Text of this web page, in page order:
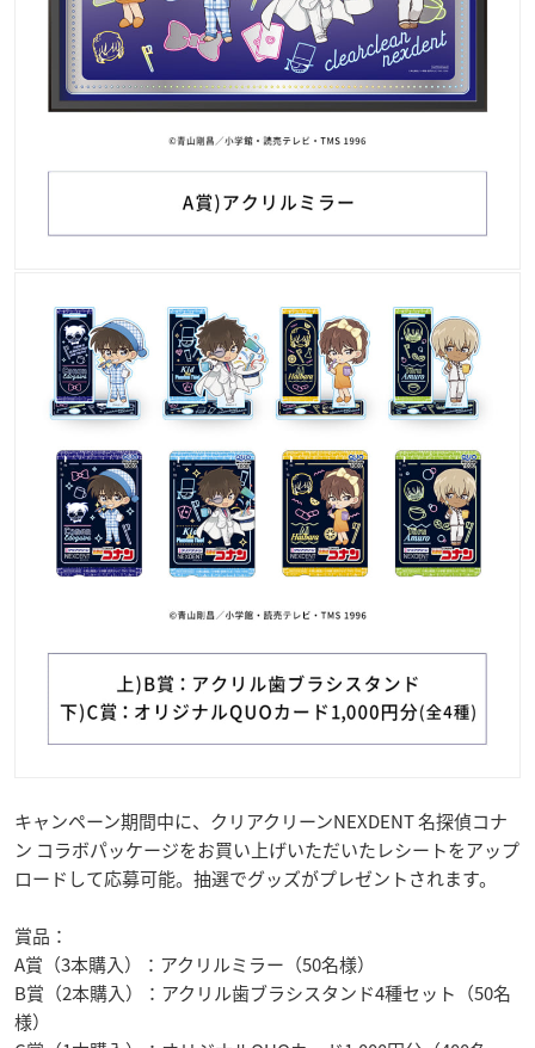
キャンペーン期間中に、クリアクリーンNEXDENT 名探偵コナ
ン コラボパッケージをお買い上げいただいたレシートをアップ
ロードして応募可能。抽選でグッズがプレゼントされます。
賞品：
A賞（3本購入）：アクリルミラー（50名様）
B賞（2本購入）：アクリル歯ブラシスタンド4種セット（50名
様）